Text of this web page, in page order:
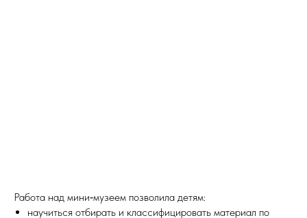
Работа над мини‑музеем позволила детям:
научиться отбирать и классифицировать материал по